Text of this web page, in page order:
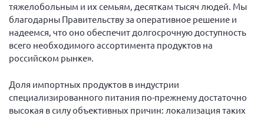
Первый съезд
Второй съезд
Третий съезд
Четвертый съезд
Пятый съезд
Шестой съезд
ОФ «Фонд содействия больным рассеянным
склерозом»
Новости: Казахстан
тяжелобольным и их семьям, десяткам тысяч людей. Мы
благодарны Правительству за оперативное решение и
надеемся, что оно обеспечит долгосрочную доступность
всего необходимого ассортимента продуктов на
российском рынке».
Доля импортных продуктов в индустрии
специализированного питания по-прежнему достаточно
высокая в силу объективных причин: локализация таких